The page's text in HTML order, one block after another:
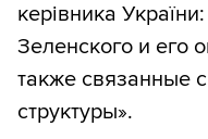
керівника
Зеленского и его
также связанные
структуры».